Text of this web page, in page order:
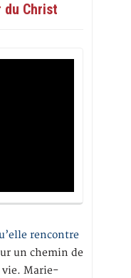
du Christ
rencontre
un chemin de
vie. Marie-